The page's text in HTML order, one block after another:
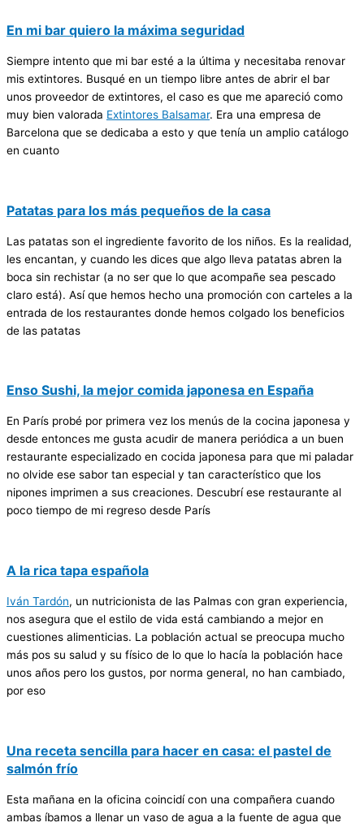
En mi bar quiero la máxima seguridad
Siempre intento que mi bar esté a la última y necesitaba renovar
mis extintores. Busqué en un tiempo libre antes de abrir el bar
unos proveedor de extintores, el caso es que me apareció como
muy bien valorada Extintores Balsamar. Era una empresa de
Barcelona que se dedicaba a esto y que tenía un amplio catálogo
en cuanto
Patatas para los más pequeños de la casa
Las patatas son el ingrediente favorito de los niños. Es la realidad,
les encantan, y cuando les dices que algo lleva patatas abren la
boca sin rechistar (a no ser que lo que acompañe sea pescado
claro está). Así que hemos hecho una promoción con carteles a la
entrada de los restaurantes donde hemos colgado los beneficios
de las patatas
Enso Sushi, la mejor comida japonesa en España
En París probé por primera vez los menús de la cocina japonesa y
desde entonces me gusta acudir de manera periódica a un buen
restaurante especializado en cocida japonesa para que mi paladar
no olvide ese sabor tan especial y tan característico que los
nipones imprimen a sus creaciones. Descubrí ese restaurante al
poco tiempo de mi regreso desde París
A la rica tapa española
Iván Tardón, un nutricionista de las Palmas con gran experiencia,
nos asegura que el estilo de vida está cambiando a mejor en
cuestiones alimenticias. La población actual se preocupa mucho
más pos su salud y su físico de lo que lo hacía la población hace
unos años pero los gustos, por norma general, no han cambiado,
por eso
Una receta sencilla para hacer en casa: el pastel de
salmón frío
Esta mañana en la oficina coincidí con una compañera cuando
ambas íbamos a llenar un vaso de agua a la fuente de agua que